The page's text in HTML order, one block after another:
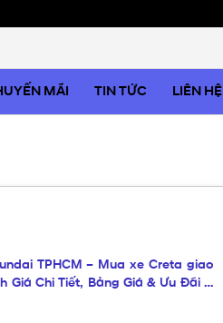
MÃI TIN TỨC LIÊN HỆ
TPHCM – Mua xe Creta giao
Giá Chi Tiết, Bảng Giá & Ưu Đãi …